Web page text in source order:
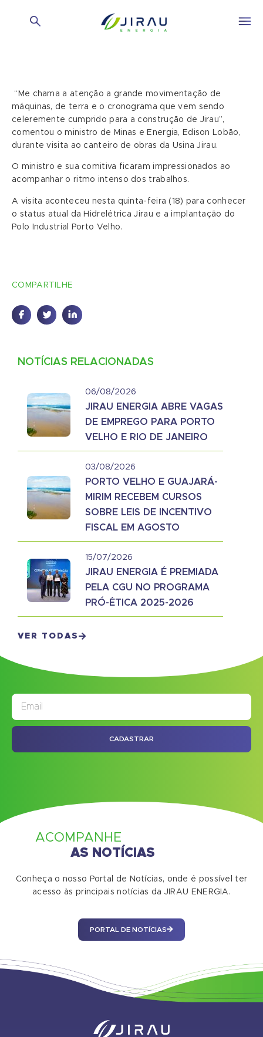
“Me chama a atenção a grande movimentação de
máquinas, de terra e o cronograma que vem sendo
celeremente cumprido para a construção de Jirau”,
comentou o ministro de Minas e Energia, Edison Lobão,
durante visita ao canteiro de obras da Usina Jirau.
O ministro e sua comitiva ficaram impressionados ao
acompanhar o ritmo intenso dos trabalhos.
A visita aconteceu nesta quinta-feira (18) para conhecer
o status atual da Hidrelétrica Jirau e a implantação do
Polo Industrial Porto Velho.
COMPARTILHE
NOTÍCIAS RELACIONADAS
06/08/2026
JIRAU ENERGIA ABRE VAGAS
DE EMPREGO PARA PORTO
VELHO E RIO DE JANEIRO
03/08/2026
PORTO VELHO E GUAJARÁ-
MIRIM RECEBEM CURSOS
SOBRE LEIS DE INCENTIVO
FISCAL EM AGOSTO
15/07/2026
JIRAU ENERGIA É PREMIADA
PELA CGU NO PROGRAMA
PRÓ-ÉTICA 2025-2026
VER TODAS
CADASTRAR
ACOMPANHE
AS NOTÍCIAS
Conheça o nosso Portal de Notícias, onde é possível ter
acesso às principais notícias da JIRAU ENERGIA.
PORTAL DE NOTÍCIAS